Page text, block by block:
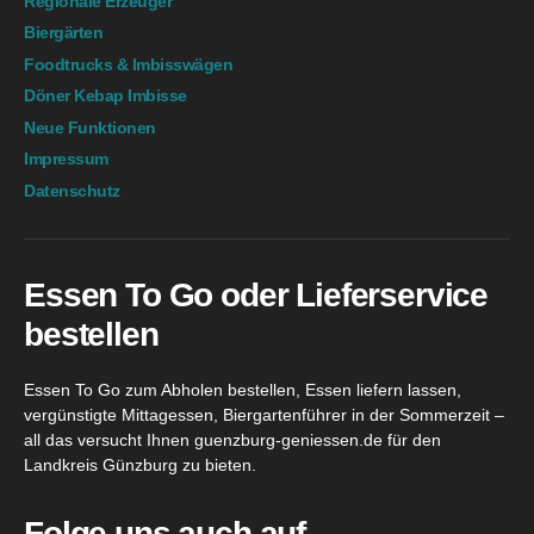
Biergärten
Foodtrucks & Imbisswägen
Döner Kebap Imbisse
Neue Funktionen
Impressum
Datenschutz
Essen To Go oder Lieferservice
bestellen
Essen To Go zum Abholen bestellen, Essen liefern lassen,
vergünstigte Mittagessen, Biergartenführer in der Sommerzeit –
all das versucht Ihnen guenzburg-geniessen.de für den
Landkreis Günzburg zu bieten.